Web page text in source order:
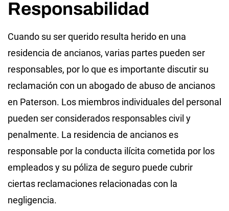
Responsabilidad
Cuando su ser querido resulta herido en una
residencia de ancianos, varias partes pueden ser
responsables, por lo que es importante discutir su
reclamación con un abogado de abuso de ancianos
en Paterson. Los miembros individuales del personal
pueden ser considerados responsables civil y
penalmente. La residencia de ancianos es
responsable por la conducta ilícita cometida por los
empleados y su póliza de seguro puede cubrir
ciertas reclamaciones relacionadas con la
negligencia.